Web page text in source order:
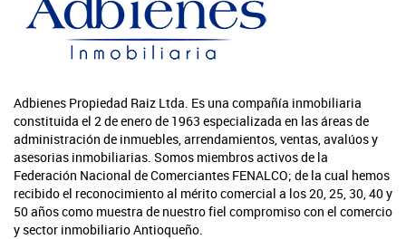
Adbienes Propiedad Raiz Ltda. Es una compañía inmobiliaria
constituida el 2 de enero de 1963 especializada en las áreas de
administración de inmuebles, arrendamientos, ventas, avalúos y
asesorias inmobiliarias. Somos miembros activos de la
Federación Nacional de Comerciantes FENALCO; de la cual hemos
recibido el reconocimiento al mérito comercial a los 20, 25, 30, 40 y
50 años como muestra de nuestro fiel compromiso con el comercio
y sector inmobiliario Antioqueño.